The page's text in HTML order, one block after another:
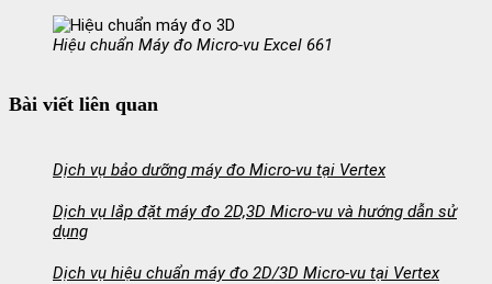
Hiệu chuẩn Máy đo Micro-vu Excel 661
Bài viết liên quan
Dịch vụ bảo dưỡng máy đo Micro-vu tại Vertex
Dịch vụ lắp đặt máy đo 2D,3D Micro-vu và hướng dẫn sử
dụng
Dịch vụ hiệu chuẩn máy đo 2D/3D Micro-vu tại Vertex